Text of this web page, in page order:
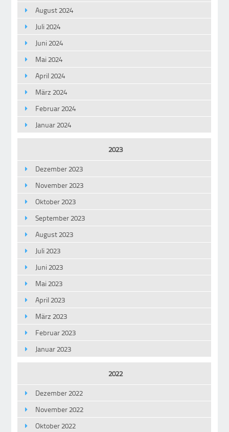
August 2024
Juli 2024
Juni 2024
Mai 2024
April 2024
März 2024
Februar 2024
Januar 2024
2023
Dezember 2023
November 2023
Oktober 2023
September 2023
August 2023
Juli 2023
Juni 2023
Mai 2023
April 2023
März 2023
Februar 2023
Januar 2023
2022
Dezember 2022
November 2022
Oktober 2022